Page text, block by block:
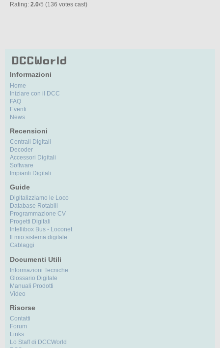
Rating: 2.0/5 (136 votes cast)
Informazioni
Home
Iniziare con il DCC
FAQ
Eventi
News
Recensioni
Centrali Digitali
Decoder
Accessori Digitali
Software
Impianti Digitali
Guide
Digitalizziamo le Loco
Database Rotabili
Programmazione CV
Progetti Digitali
Intellibox Bus - Loconet
Il mio sistema digitale
Cablaggi
Documenti Utili
Informazioni Tecniche
Glossario Digitale
Manuali Prodotti
Video
Risorse
Contatti
Forum
Links
Lo Staff di DCCWorld